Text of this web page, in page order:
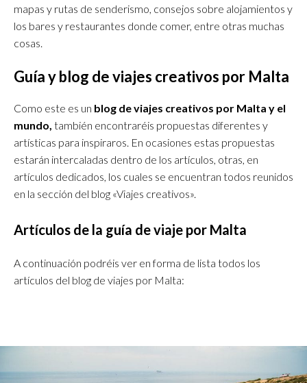
mapas y rutas de senderismo, consejos sobre alojamientos y
los bares y restaurantes donde comer, entre otras muchas
cosas.
Guía y blog de viajes creativos por Malta
Como este es un blog de viajes creativos por Malta y el
mundo, también encontraréis propuestas diferentes y
artísticas para inspiraros. En ocasiones estas propuestas
estarán intercaladas dentro de los artículos, otras, en
artículos dedicados, los cuales se encuentran todos reunidos
en la sección del blog «Viajes creativos».
Artículos de la guía de viaje por Malta
A continuación podréis ver en forma de lista todos los
artículos del blog de viajes por Malta: